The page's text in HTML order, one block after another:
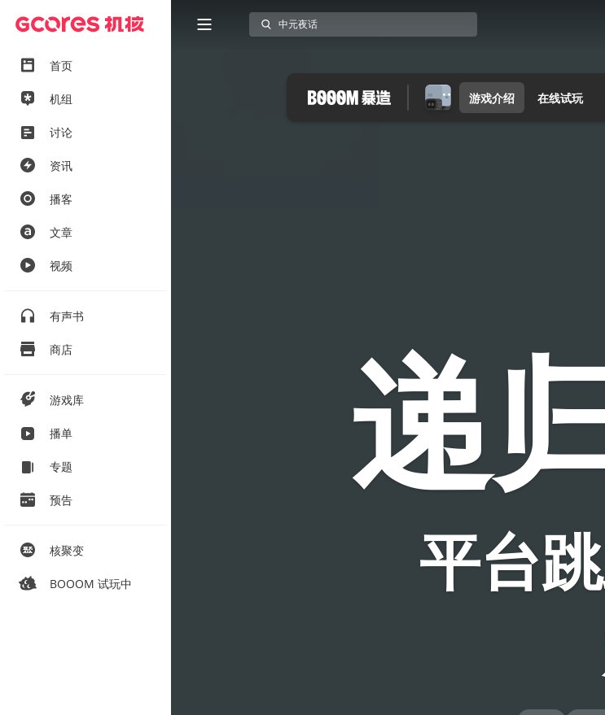
首页
机组
讨论
资讯
播客
文章
视频
有声书
商店
游戏库
播单
专题
预告
核聚变
BOOOM 试玩中
游戏介绍 在线试玩
递
平台